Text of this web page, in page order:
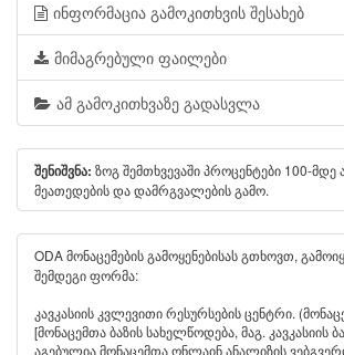
ინფორმაცია გამოკითხვის შესახებ
მიმაგრებული ფაილები
ამ გამოკითხვაზე გადასვლა
შენიშვნა: ზოგ შემთხვევაში პროცენტები 100-მდე
მეათედების და დამრგვალების გამო.
ODA მონაცემების გამოყენებისას გთხოვთ,
შემდეგი ფორმა:
კავკასიის კვლევითი რესურსების ცენტრი.
[მონაცემთა ბაზის სახელწოდება, მაგ. კავკასიის
აგებულია მონაცემთა ონლაინ ანალიზის